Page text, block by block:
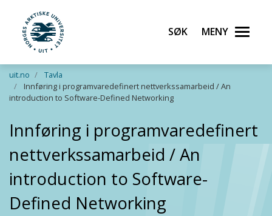
Gå til hovedinnhold
UiT Norges arktiske universitet
Søk Meny
uit.no
Tavla
Innføring i programvaredefinert nettverkssamarbeid / An
introduction to Software-Defined Networking
Innføring i programvaredefinert
nettverkssamarbeid / An
introduction to Software-
Defined Networking